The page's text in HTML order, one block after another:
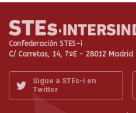
Confederación STES-i
C/ Carretas, 14, 7ºE - 28012 Madrid
Sigue a STEs-i en
Twitter